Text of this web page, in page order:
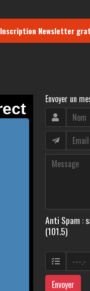
Inscription Newsletter
Envoyer un
Anti Spam :
(101.5)
Envoyer